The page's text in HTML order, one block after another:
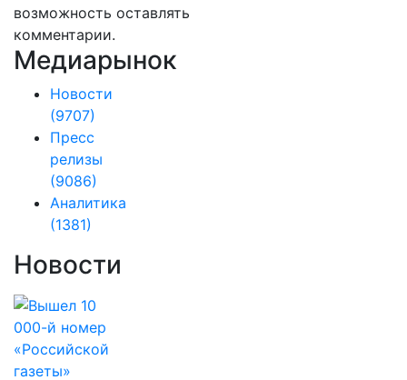
возможность оставлять
комментарии.
Медиарынок
Новости
(9707)
Пресс
релизы
(9086)
Аналитика
(1381)
Новости